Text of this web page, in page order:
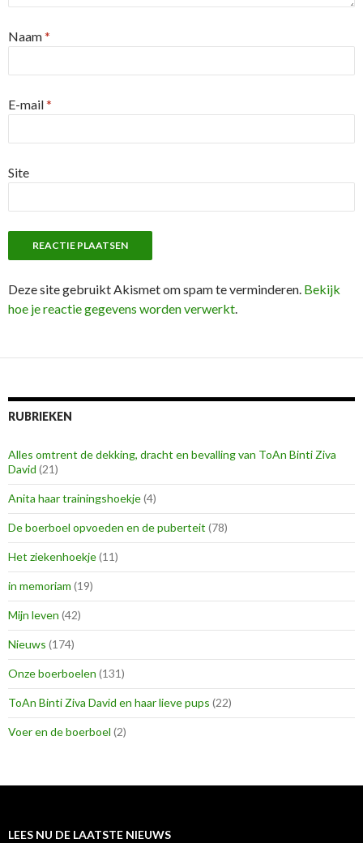
Naam*
E-mail*
Site
Deze site gebruikt Akismet om spam te verminderen. Bekijk
hoe je reactie gegevens worden verwerkt
RUBRIEKEN
Alles omtrent de dekking, dracht en bevalling van ToAn Binti Ziva
David (21)
Anita haar trainingshoekje(4)
De boerboel opvoeden en de puberteit (78)
Het ziekenhoekje(11)
in memoriam (19)
Mijn leven (42)
Nieuws (174)
Onze boerboelen (131)
ToAn Binti Ziva David en haar lieve pups (22)
Voer en de boerboel (2)
LEES NU DE LAATSTE NIEUWS